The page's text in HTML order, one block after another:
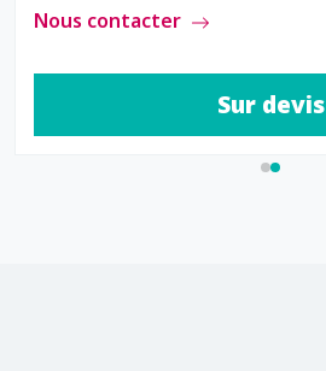
Nous contacter
Sur devis